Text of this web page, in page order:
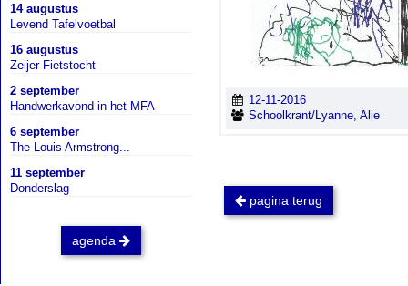
14 augustus
Levend Tafelvoetbal
16 augustus
Zeijer Fietstocht
2 september
Handwerkavond in het MFA
6 september
The Louis Armstrong...
11 september
Donderslag
agenda
12-11-2016
Schoolkrant/Lyanne, Alie
pagina terug